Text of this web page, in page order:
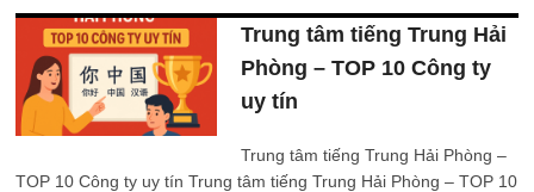
Phòng
–
TOP
10
Công
ty
tín
Trung tâm tiếng Trung Hải
Phòng – TOP 10 Công ty
uy tín
Trung tâm tiếng Trung Hải Phòng –
TOP 10 Công ty uy tín Trung tâm tiếng Trung Hải Phòng – TOP 10